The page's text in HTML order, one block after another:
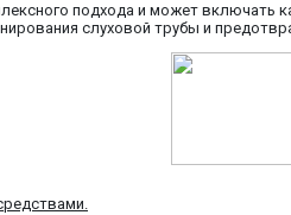
подхода и может включать
слуховой трубы и